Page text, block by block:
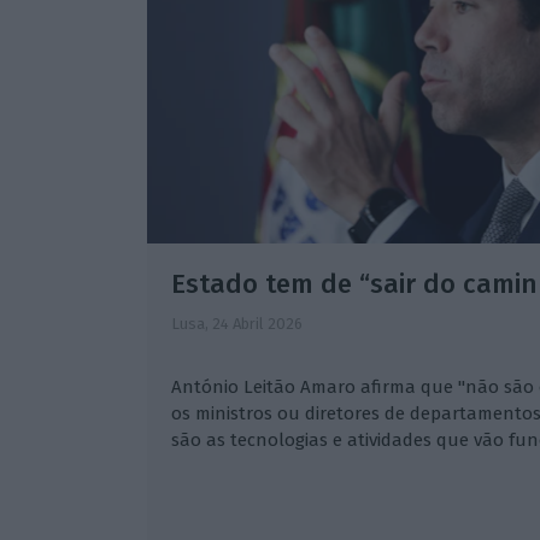
Estado tem de “sair do
Lusa, 24 Abril 2026
António Leitão Amaro afirma que "não são
os ministros ou diretores de
são as tecnologias e atividades que vão